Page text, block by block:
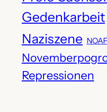
Gedenkarbeit
Naziszene
Repressionen